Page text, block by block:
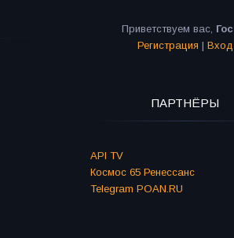
Приветствуем вас,
Регистрация | Вход
ПАРТНЁРЫ
API TV
Космос 65 Ренессанс
Telegram POAN.RU